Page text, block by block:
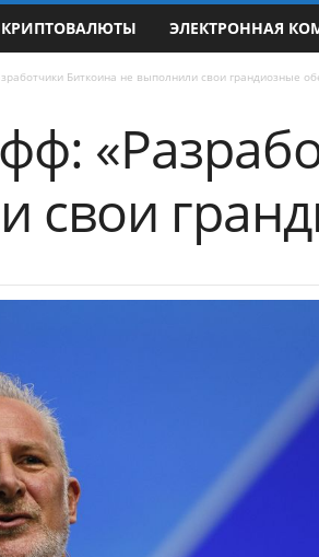
КРИПТОВАЛЮТЫ ЭЛЕКТРОННАЯ
Биткоина не выполнили свои грандиозные
свои